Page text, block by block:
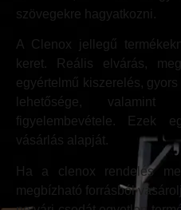
szövegekre hagyatkozni.
A Clenox jellegű
keret. Reális elvárás,
egyértelmű kiszerelés,
lehetősége,
figyelembevétele. Ezek
vásárlás alapját.
Ha a clenox rendelés
megbízható forrásból